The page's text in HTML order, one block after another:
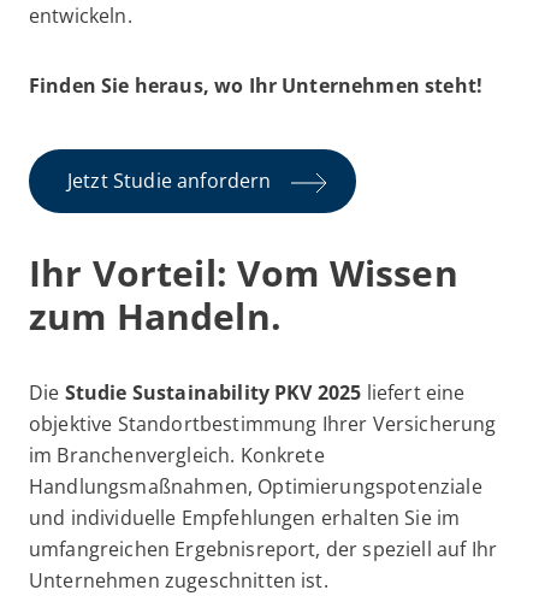
entwickeln.
Finden Sie heraus, wo Ihr Unternehmen steht!
Jetzt Studie anfordern
Ihr Vorteil: Vom Wissen
zum Handeln.
Die Studie Sustainability PKV 2025 liefert eine
objektive Standortbestimmung Ihrer Versicherung
im Branchenvergleich. Konkrete
Handlungsmaßnahmen, Optimierungspotenziale
und individuelle Empfehlungen erhalten Sie im
umfangreichen Ergebnisreport, der speziell auf Ihr
Unternehmen zugeschnitten ist.